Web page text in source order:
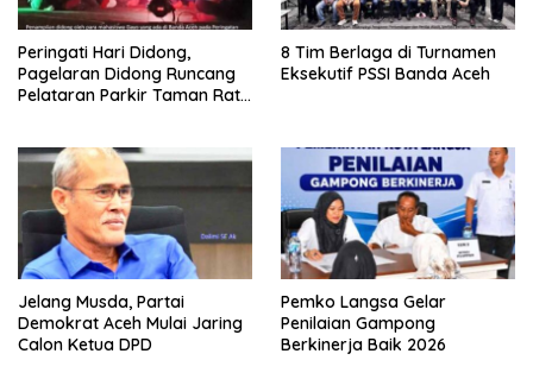
Peringati Hari Didong,
Pagelaran Didong Runcang
Pelataran Parkir Taman Ratu
8 Tim Berlaga di Turnamen
Eksekutif PSSI Banda Aceh
Jelang Musda, Partai
Demokrat Aceh Mulai Jaring
Calon Ketua DPD
Pemko Langsa Gelar
Penilaian Gampong
Berkinerja Baik 2026